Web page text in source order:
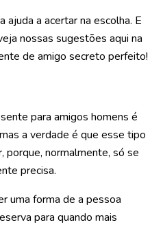
a acertar na escolha. E
nossas sugestões aqui na
de amigo secreto perfeito!
para amigos homens é
a verdade é que esse tipo
normalmente, só se
precisa.
uma forma de a pessoa
para quando mais